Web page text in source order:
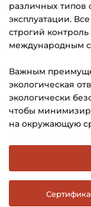
различных типов
эксплуатации.
строгий контроль
международным
Важным
экологическая
экологически
чтобы
на окружающую